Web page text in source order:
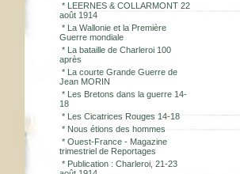
* LEERNES & COLLARMONT 22
août 1914
* La Wallonie et la Première
Guerre mondiale
* La bataille de Charleroi 100
après
* La courte Grande Guerre de
Jean MORIN
* Les Bretons dans la guerre 14-
18
* Les Cicatrices Rouges 14-18
* Nous étions des hommes
* Ouest-France - Magazine
trimestriel de Reportages
* Publication : Charleroi, 21-23